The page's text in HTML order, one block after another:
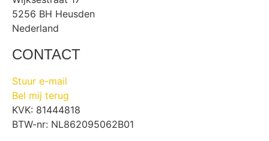
5256 BH Heusden
Nederland
CONTACT
Stuur e-mail
Bel mij terug
KVK: 81444818
BTW-nr: NL862095062B01